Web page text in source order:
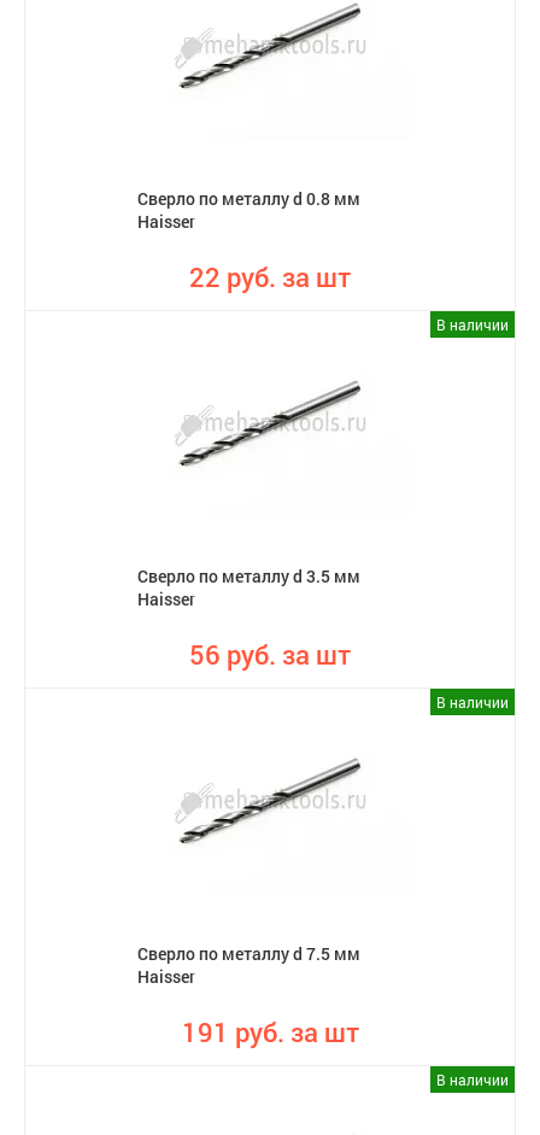
Сверло по металлу d 0.8 мм
Haisser
22 руб. за шт
В наличии
Сверло по металлу d 3.5 мм
Haisser
56 руб. за шт
В наличии
Сверло по металлу d 7.5 мм
Haisser
191 руб. за шт
В наличии